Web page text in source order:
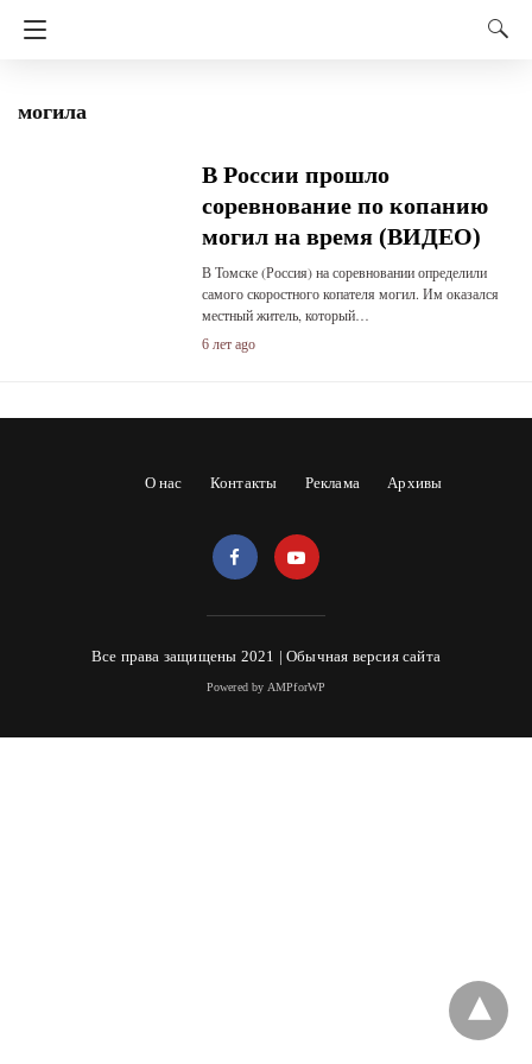
могила
В России прошло
соревнование по копанию
могил на время (ВИДЕО)
В Томске (Россия) на соревновании определили
самого скоростного копателя могил. Им оказался
местный житель, который…
6 лет ago
О нас Контакты Реклама Архивы
Все права защищены 2021 |Обычная версия сайта
Powered by AMPforWP